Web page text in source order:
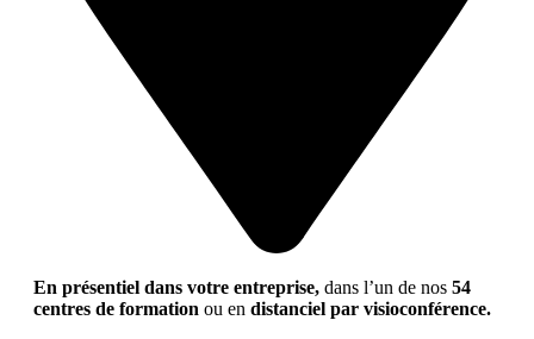
En présentiel dans votre entreprise, dans l’un de nos 54
centres de formation ou en distanciel par visioconférence.